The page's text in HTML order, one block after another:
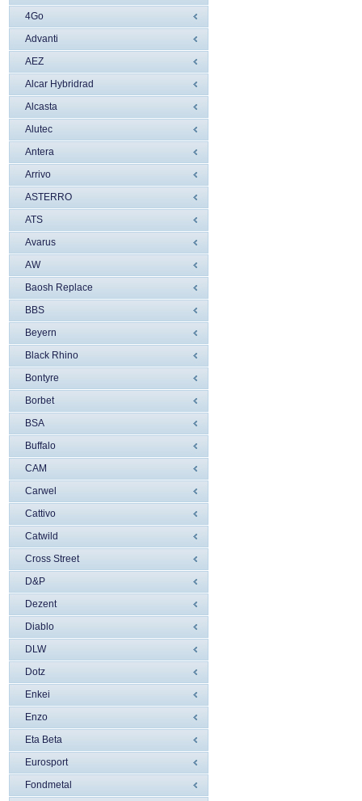
4Go
Advanti
AEZ
Alcar Hybridrad
Alcasta
Alutec
Antera
Arrivo
ASTERRO
ATS
Avarus
AW
Baosh Replace
BBS
Beyern
Black Rhino
Bontyre
Borbet
BSA
Buffalo
CAM
Carwel
Cattivo
Catwild
Cross Street
D&P
Dezent
Diablo
DLW
Dotz
Enkei
Enzo
Eta Beta
Eurosport
Fondmetal